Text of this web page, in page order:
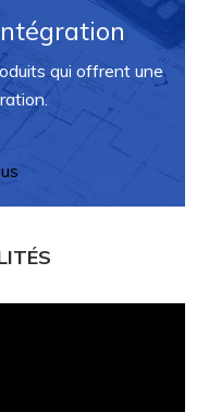
qui offrent une